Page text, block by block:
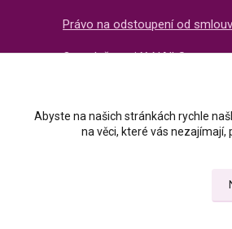
Právo na odstoupení od
O společnosti X-NAILS
Abyste na našich stránkách rychle
na věci, které vás nezajímají,